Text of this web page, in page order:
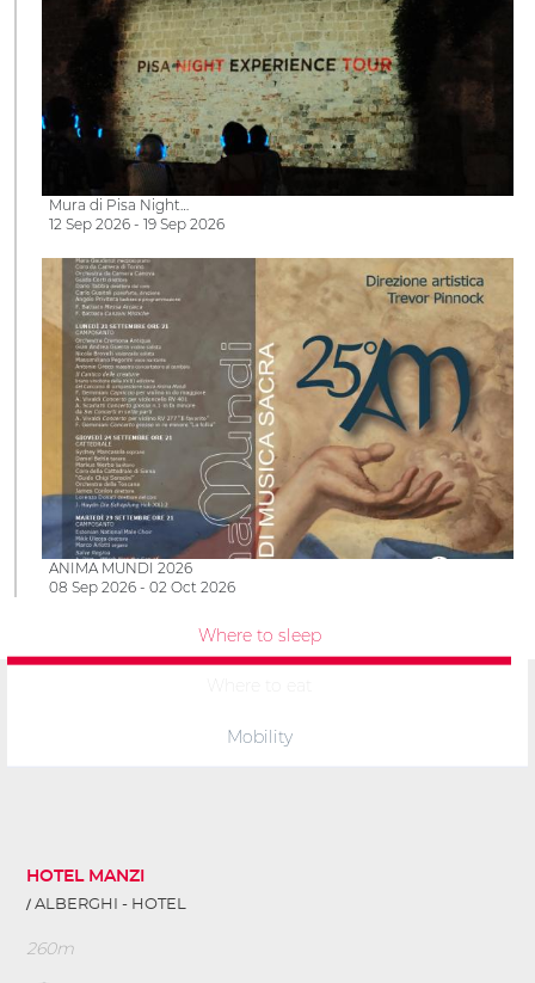
Mura di Pisa Night…
12 Sep 2026 - 19 Sep 2026
ANIMA MUNDI 2026
08 Sep 2026 - 02 Oct 2026
Where to sleep
Mobility
HOTEL MANZI
ALBERGHI - HOTEL
260m